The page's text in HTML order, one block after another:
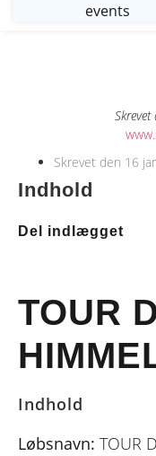
events
Skrevet den 16
Indhold
Del indlægget
TOUR
Indhold
Løbsnavn: TOUR